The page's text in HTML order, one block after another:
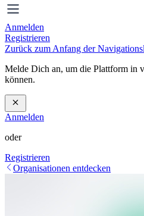
Anmelden
Registrieren
Zurück zum Anfang der
Melde Dich an, um die Plattform in
können.
Anmelden
oder
Registrieren
Organisationen entdecken